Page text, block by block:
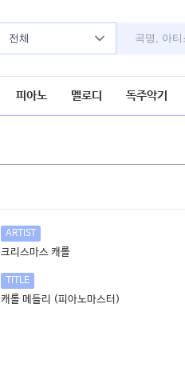
전체
피아노 멜로디 독주악기
ARTIST
크리스마스 캐롤
TITLE
캐롤 메들리 (피아노마스터)